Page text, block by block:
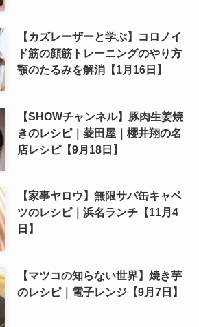
【カズレーザーと学ぶ】コロノイ
ド筋の顔筋トレーニングのやり方
顎のたるみを解消【1月16日】
【SHOWチャンネル】豚肉生姜焼
きのレシピ｜菱田屋｜櫻井翔の名
店レシピ【9月18日】
【家事ヤロウ】無限サバ缶キャベ
ツのレシピ｜浜名ランチ【11月4
日】
【マツコの知らない世界】焼き芋
のレシピ｜電子レンジ【9月7日】